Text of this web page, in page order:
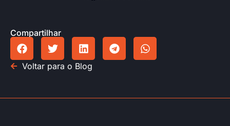
Compartilhar
Voltar para o Blog